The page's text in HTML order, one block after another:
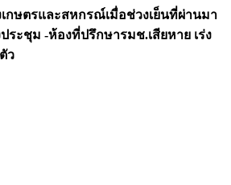
เกษตรและสหกรณ์เมื่อช่วงเย็นที่ผ่านมา
ระชุม -ห้องที่ปรึกษารมช.เสียหาย เร่ง
ว